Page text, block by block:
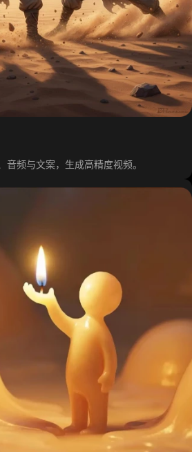
频与文案，生成高精度视频。